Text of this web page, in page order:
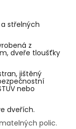
střelných
z
dveře tloušťky
jištěný
nebo
dveřích.
polic.